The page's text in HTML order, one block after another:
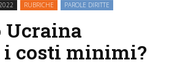
RUBRICHE PAROLE DIRITTE
Ucraina
i costi minimi?